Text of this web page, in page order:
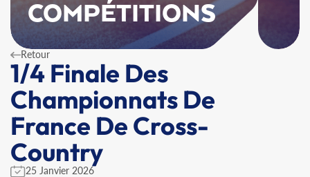
COMPÉTITIONS
Retour
1/4 Finale Des
Championnats De
France De Cross-
Country
25 Janvier 2026